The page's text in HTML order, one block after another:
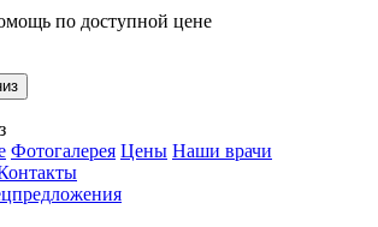
по доступной цене
Фотогалерея Цены Наши врачи